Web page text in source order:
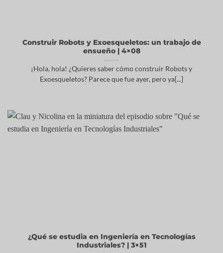
Construir Robots y Exoesqueletos: un trabajo de
ensueño | 4×08
¡Hola, hola! ¿Quieres saber cómo construir Robots y
Exoesqueletos? Parece que fue ayer, pero ya[...]
¿Qué se estudia en Ingeniería en Tecnologías
Industriales? | 3×51